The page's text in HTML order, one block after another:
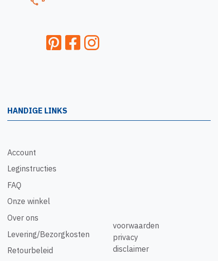
HANDIGE LINKS
Account
Leginstructies
FAQ
Onze winkel
Over ons
Levering/Bezorgkosten
Retourbeleid
voorwaarden
privacy
disclaimer